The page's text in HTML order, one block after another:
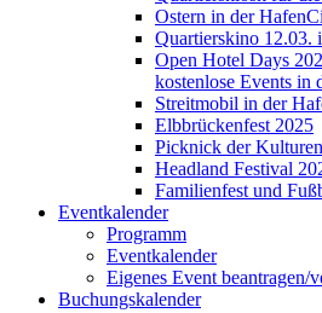
Ostern in der
Quartierskino 12.03.
Open Hotel Days
kostenlose Events in
Streitmobil in der
Elbbrückenfest 2025
Picknick der Kulturen
Headland Festival
Familienfest und
Eventkalender
Programm
Eventkalender
Eigenes Event beantragen/
Buchungskalender